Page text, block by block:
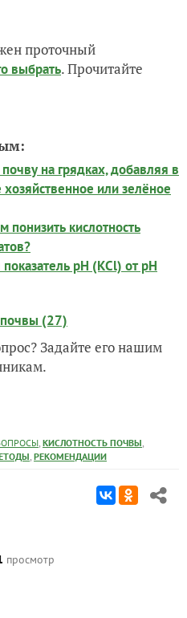
проточный
выбрать. Прочитайте
на грядках, добавляя в
или зелёное
кислотность
pH (KCl) от pH
почвы (27)
Задайте его нашим
, КИСЛОТНОСТЬ ПОЧВЫ,
, РЕКОМЕНДАЦИИ
просмотр